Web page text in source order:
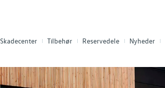
Skadecenter Tilbehør Reservedele Nyheder